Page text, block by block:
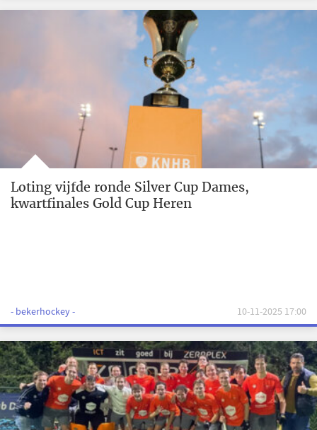
Loting vijfde ronde Silver Cup Dames,
kwartfinales Gold Cup Heren
- bekerhockey - 10-11-2025 17:00